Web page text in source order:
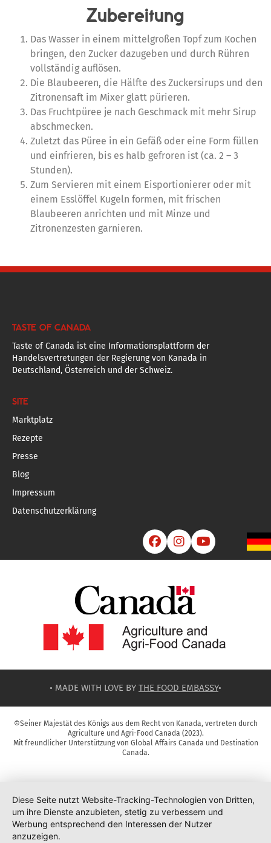
Zubereitung
Das Wasser in einem mittelgroßen Topf zum Kochen
bringen, den Zucker dazugeben und durch Rühren
vollständig auflösen.
Die Blaubeeren, die Hälfte des Zuckersirups und den
Zitronensaft im Mixer glatt pürieren.
Das Fruchtpüree je nach Geschmack mit mehr Sirup
abschmecken.
Zuletzt das Püree in ein Gefäß oder eine Form füllen
und einfrieren, bis es halb gefroren ist (ca. 2 – 3
Stunden).
Zum Servieren mit einem Eisportionierer oder mit
einem Esslöffel Kugeln formen, mit frischen
Blaubeeren anrichten und mit Minze und
Zitronenzesten garnieren.
TASTE OF CANADA
Taste of Canada ist eine Informationsplattform der
Handelsvertretungen der Regierung von Kanada in
Deutschland, Österreich und der Schweiz.
SITE
Marktplatz
Rezepte
Presse
Blog
Impressum
Datenschutzerklärung
  
• MADE WITH LOVE BY THE FOOD EMBASSY•
©Seiner Majestät des Königs aus dem Recht von Kanada, vertreten durch
Agriculture und Agri-Food Canada (2023).
Mit freundlicher Unterstützung von Global Affairs Canada und Destination
Canada.
Diese Seite nutzt Website-Tracking-Technologien von Dritten,
um ihre Dienste anzubieten, stetig zu verbessern und
Werbung entsprechend den Interessen der Nutzer
anzuzeigen.